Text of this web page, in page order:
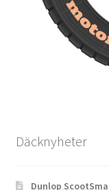
Däcknyheter
Dunlop